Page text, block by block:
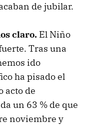
de jubilar.
claro. El Niño
Tras una
ido
ha pisado el
acto de
un 63 % de que
noviembre y